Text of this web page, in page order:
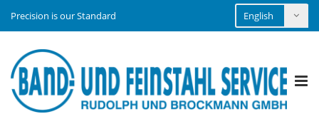
Precision is our Standard